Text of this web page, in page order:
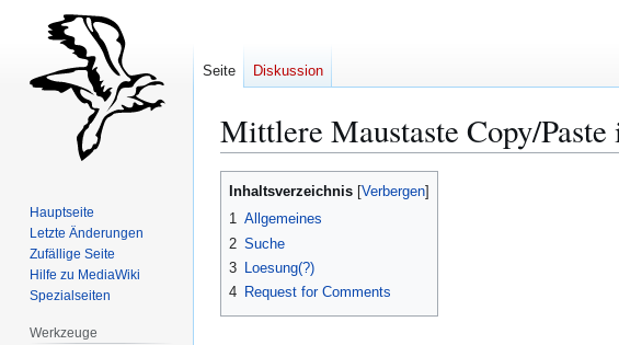
Mittlere Maustaste Copy/
Zur
springen
Zur
springen
Inhaltsverzeichnis
1 Allgemeines
2 Suche
3 Loesung(?)
4 Request for Comments
Seite Diskussion
Hauptseite
Letzte Änderungen
Zufällige Seite
Hilfe zu MediaWiki
Spezialseiten
Werkzeuge